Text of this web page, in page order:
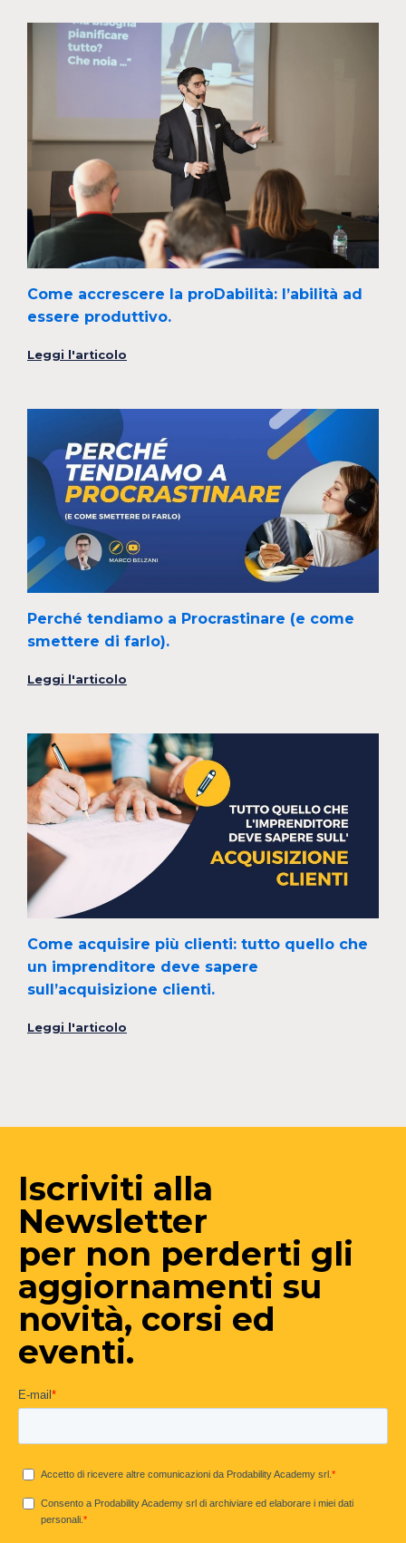
Come accrescere la proDabilità: l’abilità ad
essere produttivo.
Leggi l'articolo
Perché tendiamo a Procrastinare (e come
smettere di farlo).
Leggi l'articolo
Come acquisire più clienti: tutto quello che
un imprenditore deve sapere
sull’acquisizione clienti.
Leggi l'articolo
Iscriviti alla
Newsletter
per non perderti gli
aggiornamenti su
novità, corsi ed
eventi.